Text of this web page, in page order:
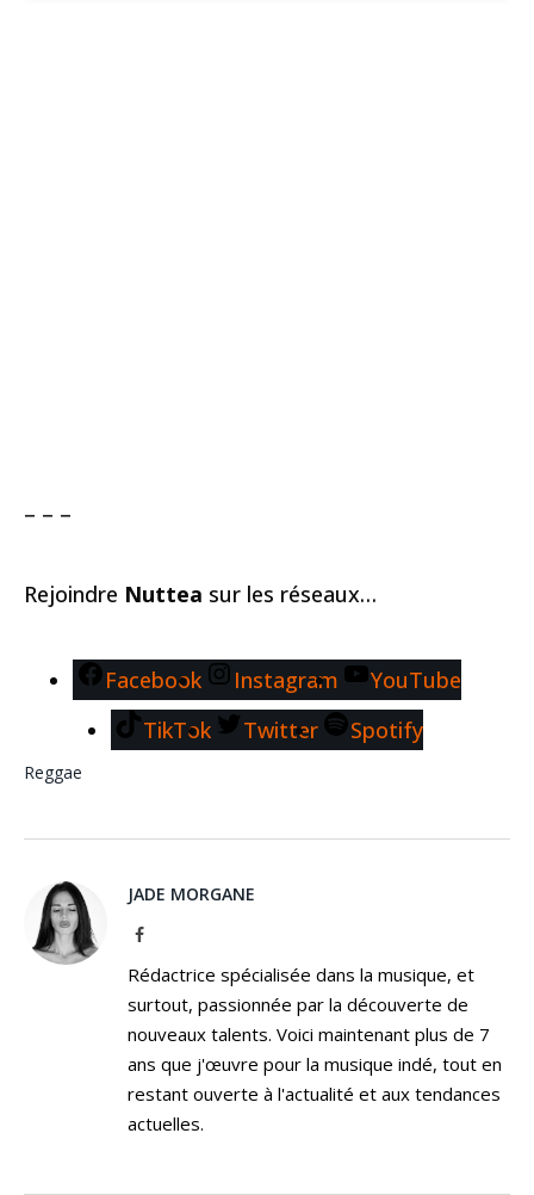
– – –
Rejoindre Nuttea sur les réseaux…
Facebook Instagram
YouTube
TikTok
Twitter Spotify
Reggae
JADE MORGANE
Facebook
Rédactrice spécialisée dans la musique, et
surtout, passionnée par la découverte de
nouveaux talents. Voici maintenant plus de 7
ans que j'œuvre pour la musique indé, tout en
restant ouverte à l'actualité et aux tendances
actuelles.